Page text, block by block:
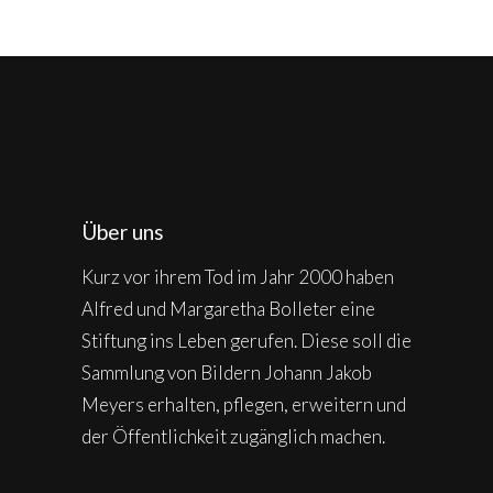
Über uns
Kurz vor ihrem Tod im Jahr 2000 haben
Alfred und Margaretha Bolleter eine
Stiftung ins Leben gerufen. Diese soll die
Sammlung von Bildern Johann Jakob
Meyers erhalten, pflegen, erweitern und
der Öffentlichkeit zugänglich machen.